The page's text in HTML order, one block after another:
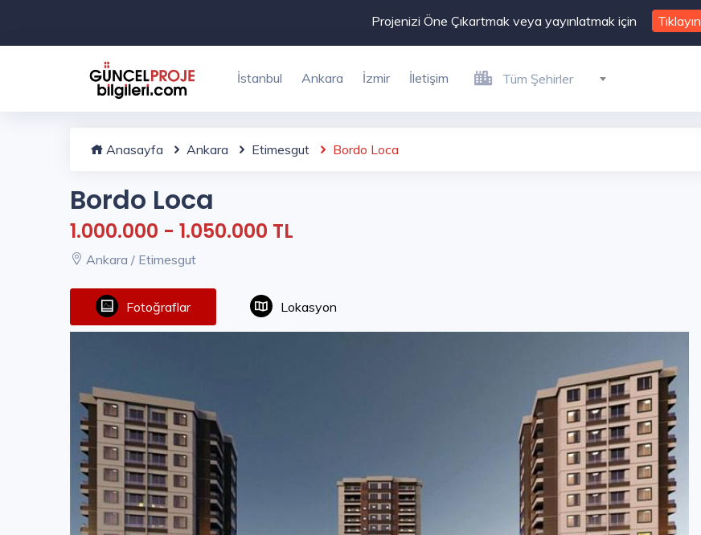
Projenizi Öne Çıkartmak veya yayınlatmak için Tıklayın
İstanbul Ankara İzmir İletişim Tüm Şehirler
Anasayfa Ankara Etimesgut Bordo Loca
Bordo Loca
1.000.000 - 1.050.000 TL
Ankara / Etimesgut
Fotoğraflar Lokasyon